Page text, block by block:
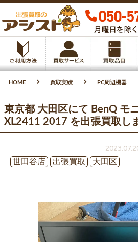
HOME 買取実績 PC周辺機器
東京都 大田区にて BenQ モ
XL2411 2017 を出張買取し
世田谷店
出張買取 大田区